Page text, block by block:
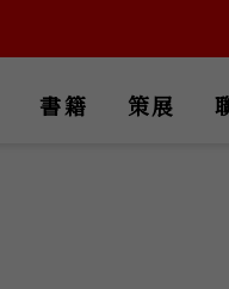
書籍 策展